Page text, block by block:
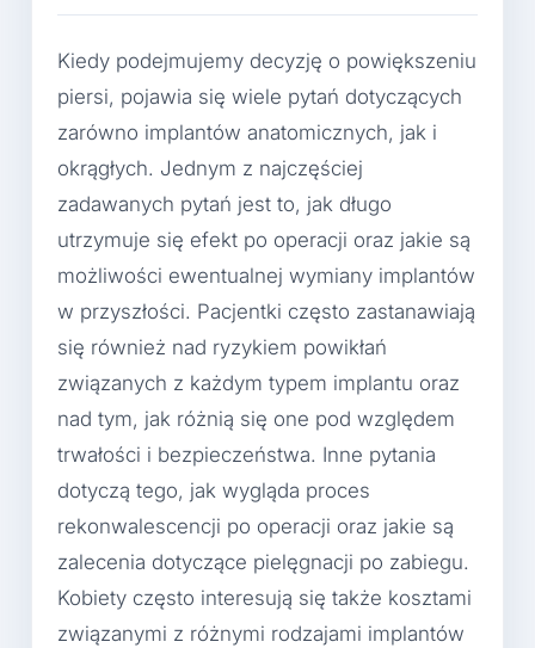
Kiedy podejmujemy decyzję o powiększeniu
piersi, pojawia się wiele pytań dotyczących
zarówno implantów anatomicznych, jak i
okrągłych. Jednym z najczęściej
zadawanych pytań jest to, jak długo
utrzymuje się efekt po operacji oraz jakie są
możliwości ewentualnej wymiany implantów
w przyszłości. Pacjentki często zastanawiają
się również nad ryzykiem powikłań
związanych z każdym typem implantu oraz
nad tym, jak różnią się one pod względem
trwałości i bezpieczeństwa. Inne pytania
dotyczą tego, jak wygląda proces
rekonwalescencji po operacji oraz jakie są
zalecenia dotyczące pielęgnacji po zabiegu.
Kobiety często interesują się także kosztami
związanymi z różnymi rodzajami implantów